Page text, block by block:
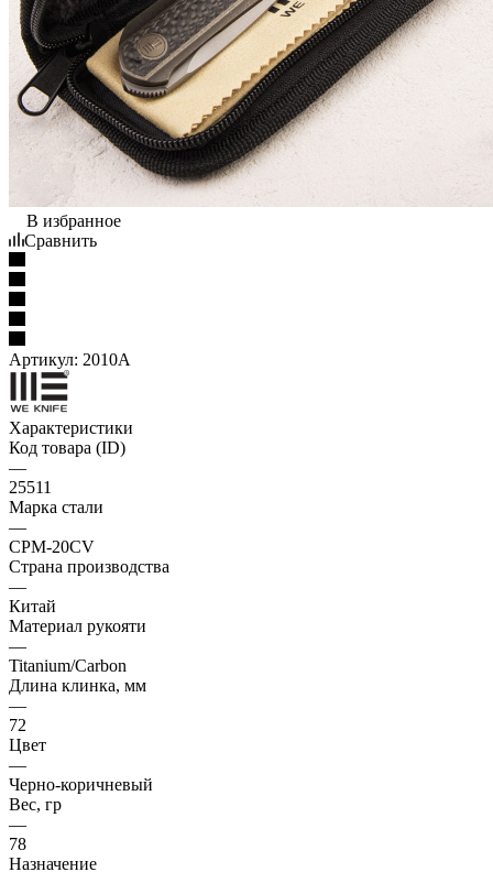
В избранное
Сравнить
Артикул: 2010A
Характеристики
Код товара (ID)
—
25511
Марка стали
—
CPM-20CV
Страна производства
—
Китай
Материал рукояти
—
Titanium/Carbon
Длина клинка, мм
—
72
Цвет
—
Черно-коричневый
Вес, гр
—
78
Назначение